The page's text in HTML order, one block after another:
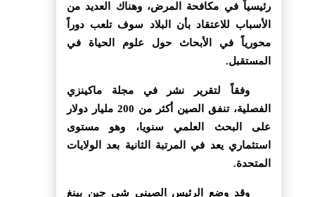
رئيسياً في مكافحة المرض، وهناك العديد من
الأسباب للاعتقاد بأن البلاد سوف تلعب دوراً
محورياً في الأبحاث حول علوم الحياة في
المستقبل.
وفقاً لتقرير نشر في مجلة ماكينزي
الفصلية، تنفق الصين أكثر من 200 مليار دولار
على البحث العلمي سنويا، وهو مستوى
استثماري يعد في المرتبة الثانية بعد الولايات
المتحدة.
وقد وضع الرئيس الصيني شي جين بينغ